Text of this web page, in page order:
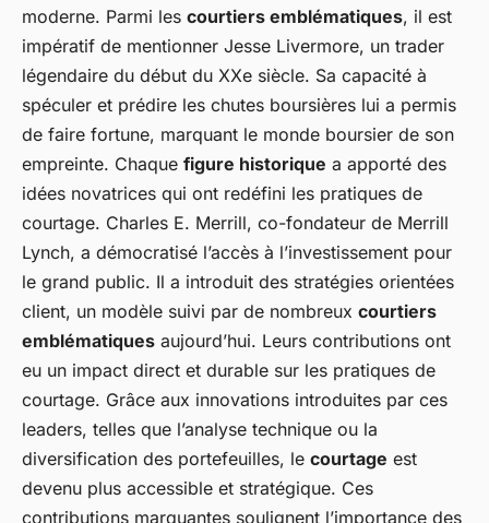
moderne. Parmi les courtiers emblématiques, il est
impératif de mentionner Jesse Livermore, un trader
légendaire du début du XXe siècle. Sa capacité à
spéculer et prédire les chutes boursières lui a permis
de faire fortune, marquant le monde boursier de son
empreinte. Chaque figure historique a apporté des
idées novatrices qui ont redéfini les pratiques de
courtage. Charles E. Merrill, co-fondateur de Merrill
Lynch, a démocratisé l’accès à l’investissement pour
le grand public. Il a introduit des stratégies orientées
client, un modèle suivi par de nombreux courtiers
emblématiques aujourd’hui. Leurs contributions ont
eu un impact direct et durable sur les pratiques de
courtage. Grâce aux innovations introduites par ces
leaders, telles que l’analyse technique ou la
diversification des portefeuilles, le courtage est
devenu plus accessible et stratégique. Ces
contributions marquantes soulignent l’importance des